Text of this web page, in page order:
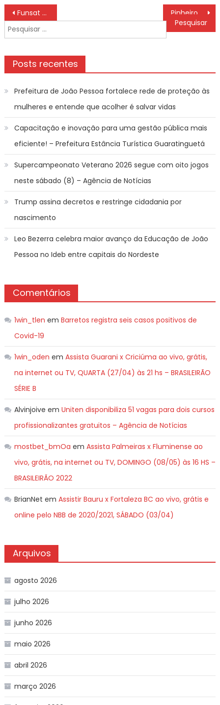
Navegação
de
Post
Funsat anuncia 2.152 vagas de emprego em 208 profissões diferentes nesta quinta-feira (12) – CGNotícias
Pesquisar
por:
Posts recentes
Prefeitura de João Pessoa fortalece rede de proteção às
mulheres e entende que acolher é salvar vidas
Capacitação e inovação para uma gestão pública mais
eficiente! – Prefeitura Estância Turística Guaratinguetá
Supercampeonato Veterano 2026 segue com oito jogos
neste sábado (8) – Agência de Notícias
Trump assina decretos e restringe cidadania por
nascimento
Leo Bezerra celebra maior avanço da Educação de João
Pessoa no Ideb entre capitais do Nordeste
Comentários
1win_tlen em Barretos registra seis casos positivos de
Covid-19
1win_oden em Assista Guarani x Criciúma ao vivo, grátis,
na internet ou TV, QUARTA (27/04) às 21 hs – BRASILEIRÃO
SÉRIE B
Alvinjoive em Uniten disponibiliza 51 vagas para dois cursos
profissionalizantes gratuitos – Agência de Notícias
mostbet_bmOa em Assista Palmeiras x Fluminense ao
vivo, grátis, na internet ou TV, DOMINGO (08/05) às 16 HS –
BRASILEIRÃO 2022
BrianNet em Assistir Bauru x Fortaleza BC ao vivo, grátis e
online pelo NBB de 2020/2021, SÁBADO (03/04)
Arquivos
agosto 2026
julho 2026
junho 2026
maio 2026
abril 2026
março 2026